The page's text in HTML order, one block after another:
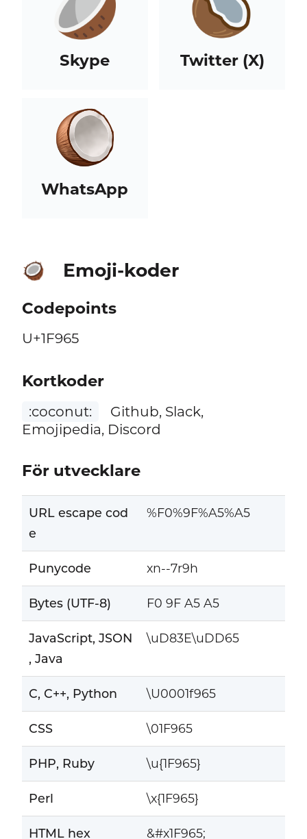
Skype Twitter (X)
WhatsApp
🥥 Emoji-koder
Codepoints
U+1F965
Kortkoder
:coconut:
Github, Slack,
Emojipedia, Discord
För utvecklare
URL escape cod
e
%F0%9F%A5%A5
Punycode xn--7r9h
Bytes (UTF-8) F0 9F A5 A5
JavaScript, JSON
, Java
\uD83E\uDD65
C, C++, Python \U0001f965
CSS \01F965
PHP, Ruby \u{1F965}
Perl \x{1F965}
HTML hex &#x1F965;